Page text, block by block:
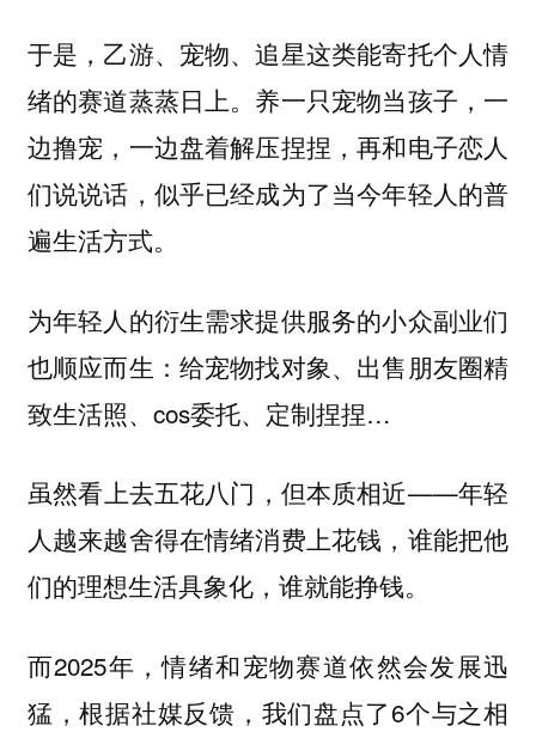
于是，乙游、宠物、追星这类能寄托个人情
绪的赛道蒸蒸日上。养一只宠物当孩子，一
边撸宠，一边盘着解压捏捏，再和电子恋人
们说说话，似乎已经成为了当今年轻人的普
遍生活方式。
为年轻人的衍生需求提供服务的小众副业们
也顺应而生：给宠物找对象、出售朋友圈精
致生活照、cos委托、定制捏捏…
虽然看上去五花八门，但本质相近——年轻
人越来越舍得在情绪消费上花钱，谁能把他
们的理想生活具象化，谁就能挣钱。
而2025年，情绪和宠物赛道依然会发展迅
猛，根据社媒反馈，我们盘点了6个与之相